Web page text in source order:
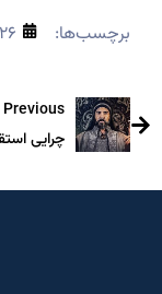
برچسب‌ها: ۲۶ فروردین ۱۴۰۴
Previous
چرایی